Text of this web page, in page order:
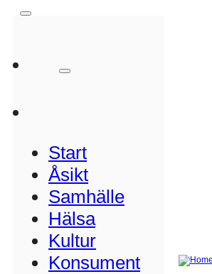
Start
Åsikt
Samhälle
Hälsa
Kultur
Konsument